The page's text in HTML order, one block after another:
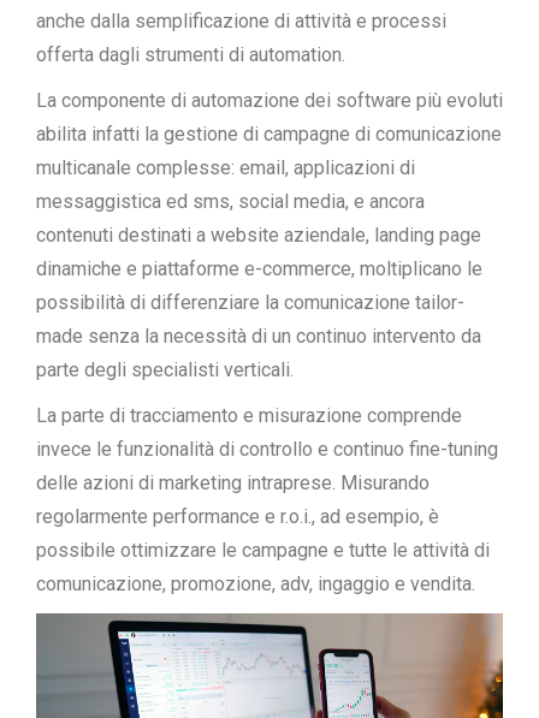
anche dalla semplificazione di attività e processi
offerta dagli strumenti di automation.
La componente di automazione dei software più evoluti
abilita infatti la gestione di campagne di comunicazione
multicanale complesse: email, applicazioni di
messaggistica ed sms, social media, e ancora
contenuti destinati a website aziendale, landing page
dinamiche e piattaforme e-commerce, moltiplicano le
possibilità di differenziare la comunicazione tailor-
made senza la necessità di un continuo intervento da
parte degli specialisti verticali.
La parte di tracciamento e misurazione comprende
invece le funzionalità di controllo e continuo fine-tuning
delle azioni di marketing intraprese. Misurando
regolarmente performance e r.o.i., ad esempio, è
possibile ottimizzare le campagne e tutte le attività di
comunicazione, promozione, adv, ingaggio e vendita.